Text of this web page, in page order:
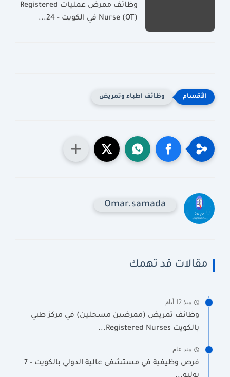
وظائف ممرض عمليات Registered
Nurse (OT) في الكويت - 24...
وظائف اطباء وتمريض
Omar.samada
مقالات قد تهمك
منذ 12 أيام
وظائف تمريض (ممرضين مسجلين) في مركز طبي
بالكويت Registered Nurses...
منذ عام
فرص وظيفية في مستشفى عالية الدولي بالكويت - 7